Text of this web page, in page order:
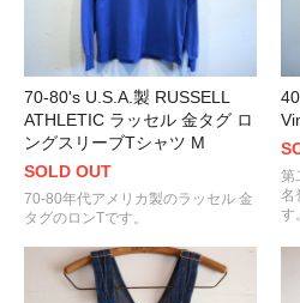
70-80's U.S.A.製 RUSSELL
ATHLETIC ラッセル 金タグ ロ
ングスリーブTシャツ M
SOLD OUT
70-80年代アメリカ製のラッセル 金
タグのロンTです。
第
名
す。